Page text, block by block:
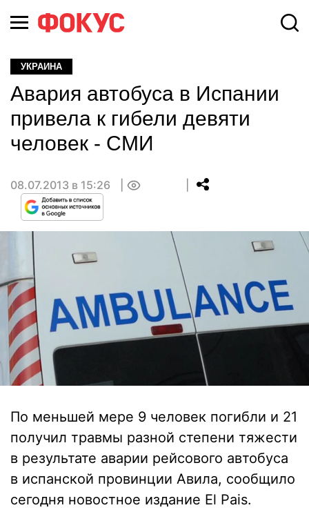
УКРАИНА
Авария автобуса в Испании
привела к гибели девяти
человек - СМИ
08.07.2013 в 15:26
По меньшей мере 9 человек погибли и 21
получил травмы разной степени тяжести
в результате аварии рейсового автобуса
в испанской провинции Авила, сообщило
сегодня новостное издание El Pais.